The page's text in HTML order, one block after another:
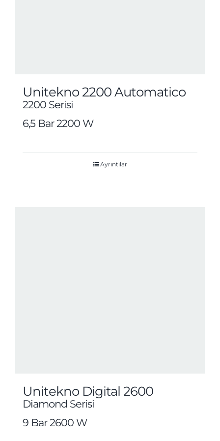
Unitekno 2200 Automatico
2200 Serisi
6,5 Bar 2200 W
Ayrıntılar
Unitekno Digital 2600
Diamond Serisi
9 Bar 2600 W